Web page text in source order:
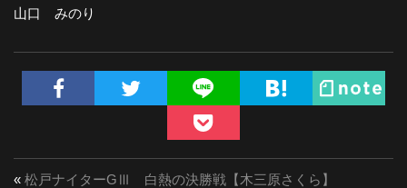
山口 みのり
« 松戸ナイターGⅢ 白熱の決勝戦【木三原さくら】